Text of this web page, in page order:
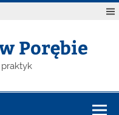
Porębie
praktyk